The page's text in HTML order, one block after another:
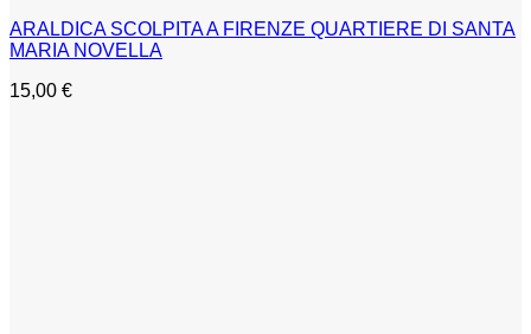
ARALDICA SCOLPITA A FIRENZE QUARTIERE DI SANTA
MARIA NOVELLA
15,00 €